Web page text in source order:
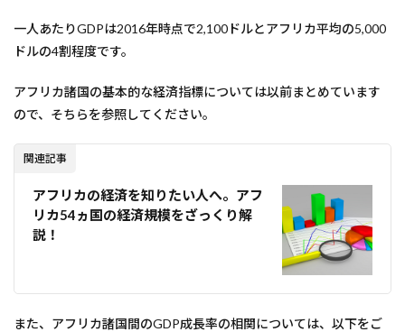
一人あたりGDPは2016年時点で2,100ドルとアフリカ平均の5,000
ドルの4割程度です。
アフリカ諸国の基本的な経済指標については以前まとめています
ので、そちらを参照してください。
関連記事
アフリカの経済を知りたい人へ。アフ
リカ54ヵ国の経済規模をざっくり解
説！
また、アフリカ諸国間のGDP成長率の相関については、以下をご